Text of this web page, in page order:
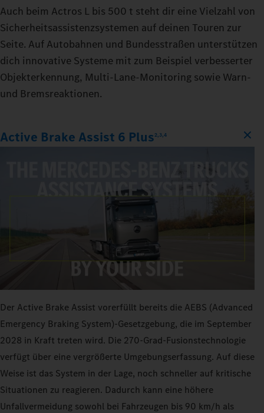
Auch beim Actros L bis 500 t steht dir eine Vielzahl von
Sicherheitsassistenzsystemen auf deinen Touren zur
Seite. Auf Autobahnen und Bundesstraßen unterstützen
dich innovative Systeme mit zum Beispiel verbesserter
Objekterkennung, Multi-Lane-Monitoring sowie Warn-
und Bremsreaktionen.
Active Brake Assist 6 Plus2,3,4
Der Active Brake Assist vorerfüllt bereits die AEBS (Advanced
Emergency Braking System)-Gesetzgebung, die im September
2028 in Kraft treten wird. Die 270‑Grad-Fusionstechnologie
verfügt über eine vergrößerte Umgebungserfassung. Auf diese
Weise ist das System in der Lage, noch schneller auf kritische
Situationen zu reagieren. Dadurch kann eine höhere
Unfallvermeidung sowohl bei Fahrzeugen bis 90 km/h als